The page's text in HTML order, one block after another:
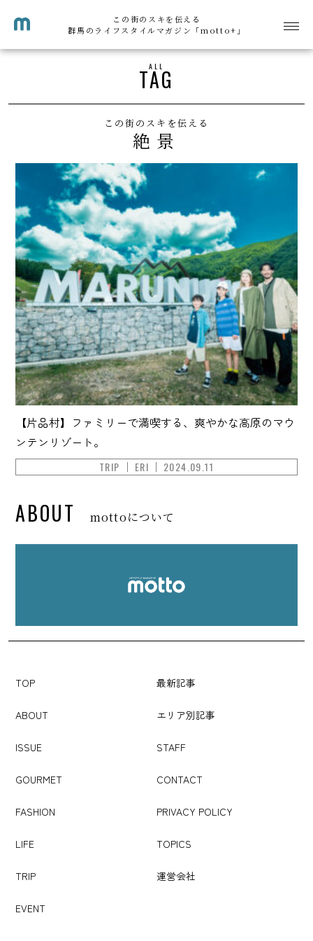
この街のスキを伝える
群馬のライフスタイルマガジン「motto+」
ALL
TAG
この街のスキを伝える
絶景
【片品村】ファミリーで満喫する、爽やかな高原のマウ
ンテンリゾート。
TRIP ERI 2024.09.11
ABOUT mottoについて
TOP 最新記事
ABOUT エリア別記事
ISSUE STAFF
GOURMET CONTACT
FASHION PRIVACY POLICY
LIFE TOPICS
TRIP 運営会社
EVENT